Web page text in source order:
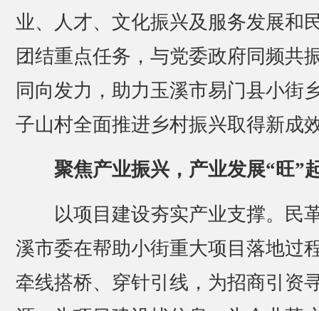
业、人才、文化振兴及服务发展和
团结重点任务，与党委政府同频共
同向发力，助力玉溪市易门县小街
子山村全面推进乡村振兴取得新成
聚焦产业振兴，产业发展“旺”
以项目建设夯实产业支撑。民
溪市委在帮助小街重大项目落地过
牵线搭桥、穿针引线，为招商引资